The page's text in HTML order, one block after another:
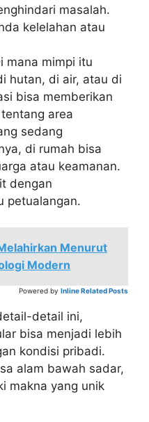
masalah.
kelelahan atau
mana mimpi itu
hutan, di air, atau di
bisa memberikan
area
sedang
di rumah bisa
atau keamanan.
dengan
petualangan.
Menurut
Modern
Powered by Inline Related Posts
detail ini,
bisa menjadi lebih
kondisi pribadi.
alam bawah sadar,
makna yang unik